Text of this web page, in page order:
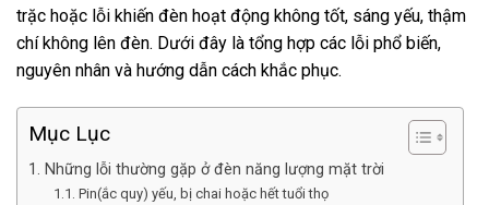
trặc hoặc lỗi khiến đèn hoạt động không tốt, sáng yếu, thậm
chí không lên đèn. Dưới đây là tổng hợp các lỗi phổ biến,
nguyên nhân và hướng dẫn cách khắc phục.
Mục Lục
1. Những lỗi thường gặp ở đèn năng lượng mặt trời
1.1. Pin(ắc quy) yếu, bị chai hoặc hết tuổi thọ